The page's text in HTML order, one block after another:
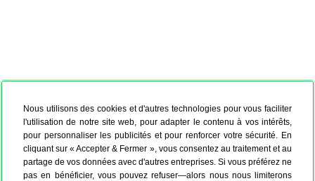
Nous utilisons des cookies et d'autres technologies pour vous faciliter
l'utilisation de notre site web, pour adapter le contenu à vos intérêts,
pour personnaliser les publicités et pour renforcer votre sécurité. En
cliquant sur « Accepter & Fermer », vous consentez au traitement et au
partage de vos données avec d'autres entreprises. Si vous préférez ne
pas en bénéficier, vous pouvez refuser—alors nous nous limiterons